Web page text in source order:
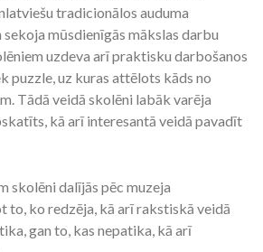
tradicionālos auduma
mūsdienīgās mākslas darbu
uzdeva arī praktisku darbošanos
puzzle, uz kuras attēlots kāds no
Tādā veidā skolēni labāk varēja
kā arī interesantā veidā pavadīt
skolēni dalījās pēc muzeja
to, ko redzēja, kā arī rakstiskā veidā
gan to, kas nepatika, kā arī